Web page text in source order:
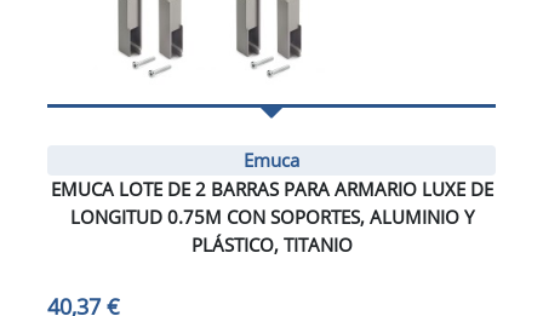
Emuca
EMUCA LOTE DE 2 BARRAS PARA ARMARIO LUXE DE
LONGITUD 0.75M CON SOPORTES, ALUMINIO Y
PLÁSTICO, TITANIO
40,37 €